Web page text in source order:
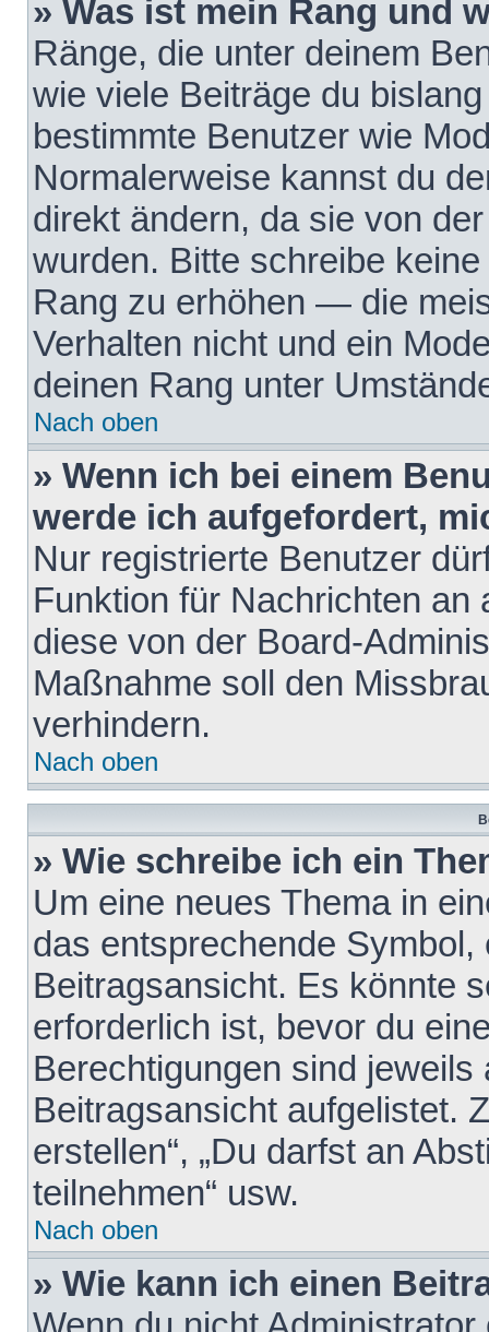
» Was ist mein Rang und
Ränge, die unter deinem
wie viele Beiträge du
bestimmte Benutzer wie
Normalerweise kannst du
direkt ändern, da sie von
wurden. Bitte schreibe
Rang zu erhöhen — die
Verhalten nicht und ein
deinen Rang unter
Nach oben
» Wenn ich bei einem
werde ich aufgefordert,
Nur registrierte Benutzer
Funktion für Nachrichten
diese von der Board-
Maßnahme soll den
verhindern.
Nach oben
» Wie schreibe ich ein
Um eine neues Thema in
das entsprechende
Beitragsansicht. Es könnte
erforderlich ist, bevor du
Berechtigungen sind
Beitragsansicht aufgelistet.
erstellen“, „Du darfst an
teilnehmen“ usw.
Nach oben
» Wie kann ich einen